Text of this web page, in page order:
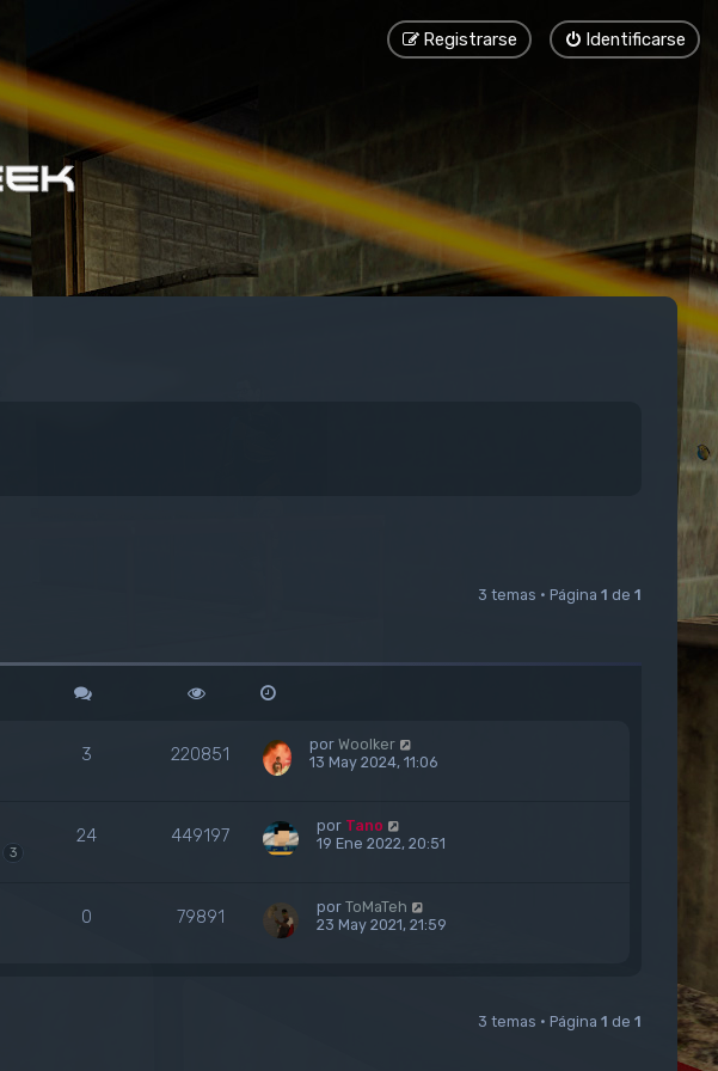
Identificarse
Registrarse
3 temas • Página1 de1
3 220851 porWoolker
13 May 2024, 11:06
3
24 449197 por Tano
19 Ene 2022, 20:51
0 79891 porToMaTeh
23 May 2021, 21:59
3 temas • Página1 de1